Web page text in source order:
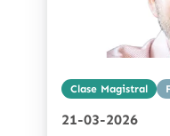
Clase Magistral
21-03-2026